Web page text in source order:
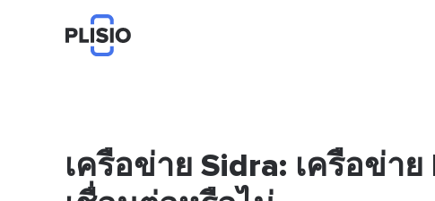
เครือข่าย Sidra: เครือข่า